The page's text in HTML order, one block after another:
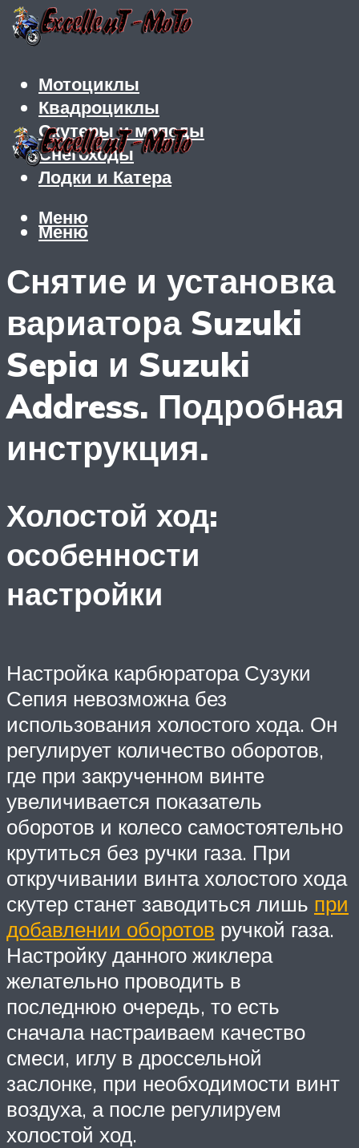
Мотоциклы
Квадроциклы
Скутеры и мопеды
Снегоходы
Лодки и Катера
Меню
Меню
Снятие и установка
вариатора Suzuki
Sepia и Suzuki
Address. Подробная
инструкция.
Холостой ход:
особенности
настройки
Настройка карбюратора Сузуки
Сепия невозможна без
использования холостого хода. Он
регулирует количество оборотов,
где при закрученном винте
увеличивается показатель
оборотов и колесо самостоятельно
крутиться без ручки газа. При
откручивании винта холостого хода
скутер станет заводиться лишь при
добавлении оборотов ручкой газа.
Настройку данного жиклера
желательно проводить в
последнюю очередь, то есть
сначала настраиваем качество
смеси, иглу в дроссельной
заслонке, при необходимости винт
воздуха, а после регулируем
холостой ход.